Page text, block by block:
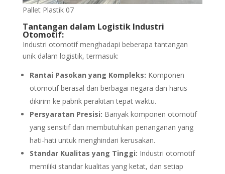
Pallet Plastik 07
Tantangan dalam Logistik Industri
Otomotif:
Industri otomotif menghadapi beberapa tantangan
unik dalam logistik, termasuk:
Rantai Pasokan yang Kompleks: Komponen
otomotif berasal dari berbagai negara dan harus
dikirim ke pabrik perakitan tepat waktu.
Persyaratan Presisi: Banyak komponen otomotif
yang sensitif dan membutuhkan penanganan yang
hati-hati untuk menghindari kerusakan.
Standar Kualitas yang Tinggi: Industri otomotif
memiliki standar kualitas yang ketat, dan setiap